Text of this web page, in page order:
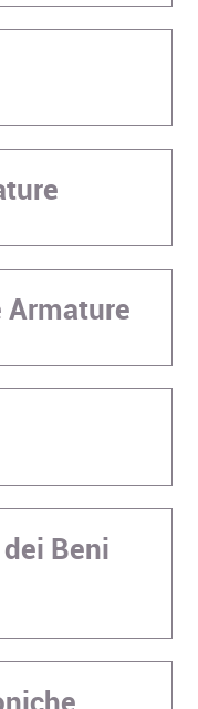
Armature
Beni